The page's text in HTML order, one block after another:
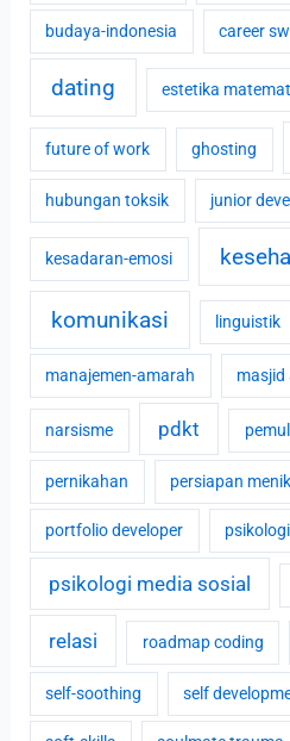
budaya-indonesia career
dating estetika
future of work ghosting
hubungan toksik junior
kesadaran-emosi
komunikasi linguistik
manajemen-amarah masjid
narsisme pdkt
pernikahan persiapan
portfolio developer
psikologi media sosial
relasi roadmap coding
self-soothing self